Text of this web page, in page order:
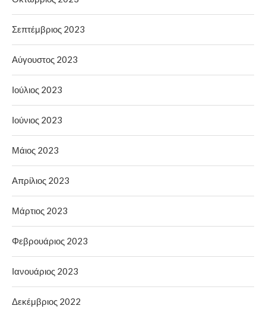
Σεπτέμβριος 2023
Αύγουστος 2023
Ιούλιος 2023
Ιούνιος 2023
Μάιος 2023
Απρίλιος 2023
Μάρτιος 2023
Φεβρουάριος 2023
Ιανουάριος 2023
Δεκέμβριος 2022